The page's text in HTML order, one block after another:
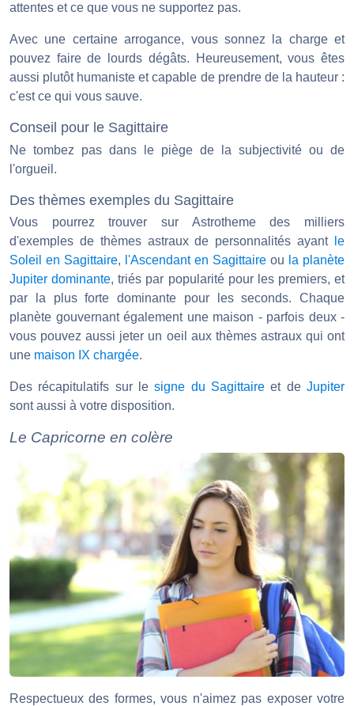
attentes et ce que vous ne supportez pas.
Avec une certaine arrogance, vous sonnez la charge et
pouvez faire de lourds dégâts. Heureusement, vous êtes
aussi plutôt humaniste et capable de prendre de la hauteur :
c'est ce qui vous sauve.
Conseil pour le Sagittaire
Ne tombez pas dans le piège de la subjectivité ou de
l'orgueil.
Des thèmes exemples du Sagittaire
Vous pourrez trouver sur Astrotheme des milliers
d'exemples de thèmes astraux de personnalités ayant
le
Soleil en Sagittaire, l'Ascendant en Sagittaire ou la planète
Jupiter dominante, triés par popularité pour les premiers, et
par la plus forte dominante pour les seconds. Chaque
planète gouvernant également une maison - parfois deux -
vous pouvez aussi jeter un oeil aux thèmes astraux qui ont
une maison IX chargée.
Des récapitulatifs sur lesigne du Sagittaire et deJupiter
sont aussi à votre disposition.
Le Capricorne en colère
Respectueux des formes, vous n'aimez pas exposer votre